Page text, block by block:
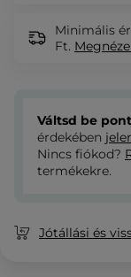
Minimális
Ft.
Váltsd be
érdekében
Nincs fiókod?
termékekre.
Jótállási és